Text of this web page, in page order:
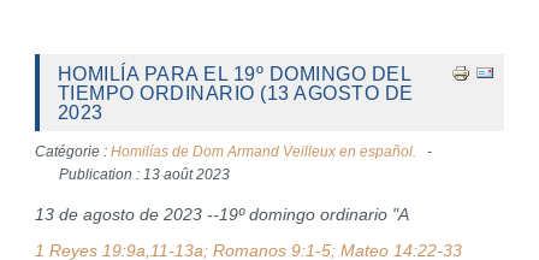
HOMILÍA PARA EL 19º DOMINGO DEL
TIEMPO ORDINARIO (13 AGOSTO DE
2023
Catégorie : Homilías de Dom Armand Veilleux en español.
Publication : 13 août 2023
13 de agosto de 2023 --19º domingo ordinario "A
1 Reyes 19:9a,11-13a; Romanos 9:1-5; Mateo 14:22-33